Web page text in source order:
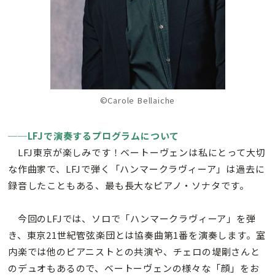
©Carole Bellaiche
──LFJで演奏するプログラムについて
LFJ東京が楽しみです！ベートーヴェンは私にとって大切
な作曲家で、LFJで弾く「ハンマークラヴィーア」は過去に
録音したこともある、最も長大なピアノ・ソナタです。
今回のLFJでは、ソロで「ハンマークラヴィーア」を弾
き、東京21世紀管弦楽団とは協奏曲第1番を演奏します。室
内楽では他のピアニストとの共演や、チェロの堤剛さんと
のデュオもあるので、ベートーヴェンの様々な「顔」をお